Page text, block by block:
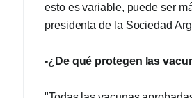
esto es variable, puede ser
presidenta de la Sociedad
-¿De qué protegen las